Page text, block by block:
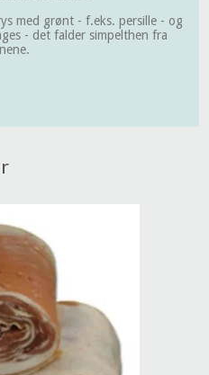
med grønt - f.eks. persille - og
- det falder simpelthen fra